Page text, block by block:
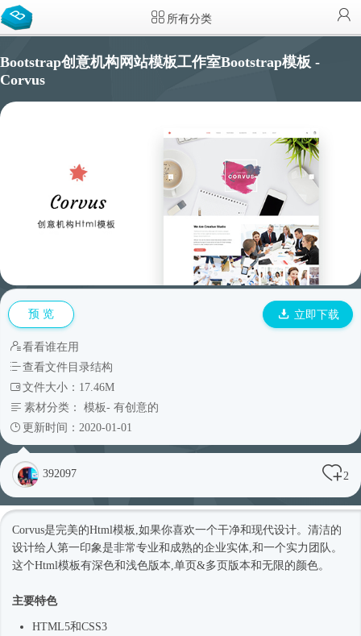
所有分类
Bootstrap创意机构网站模板工作室Bootstrap模板 -
Corvus
预 览 立即下载
看看谁在用
查看文件目录结构
文件大小：17.46M
素材分类： 模板- 有创意的
更新时间：2020-01-01
392097 2
Corvus是完美的Html模板 ,如果你喜欢一个干净和现代设计。清洁的
设计给人第一印象是非常专业和成熟的企业实体,和一个实力团队。
这个Html模板有深色和浅色版本,单页&多页版本和无限的颜色。
主要特色
HTML5和CSS3